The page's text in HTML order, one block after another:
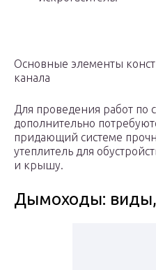
Основные элементы
канала
Для проведения работ по
дополнительно
придающий системе
утеплитель для
и крышу.
Дымоходы: виды,